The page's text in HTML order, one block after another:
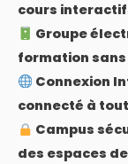
cours
Groupe
formation
Connexion
connecté à
Campus
des espaces